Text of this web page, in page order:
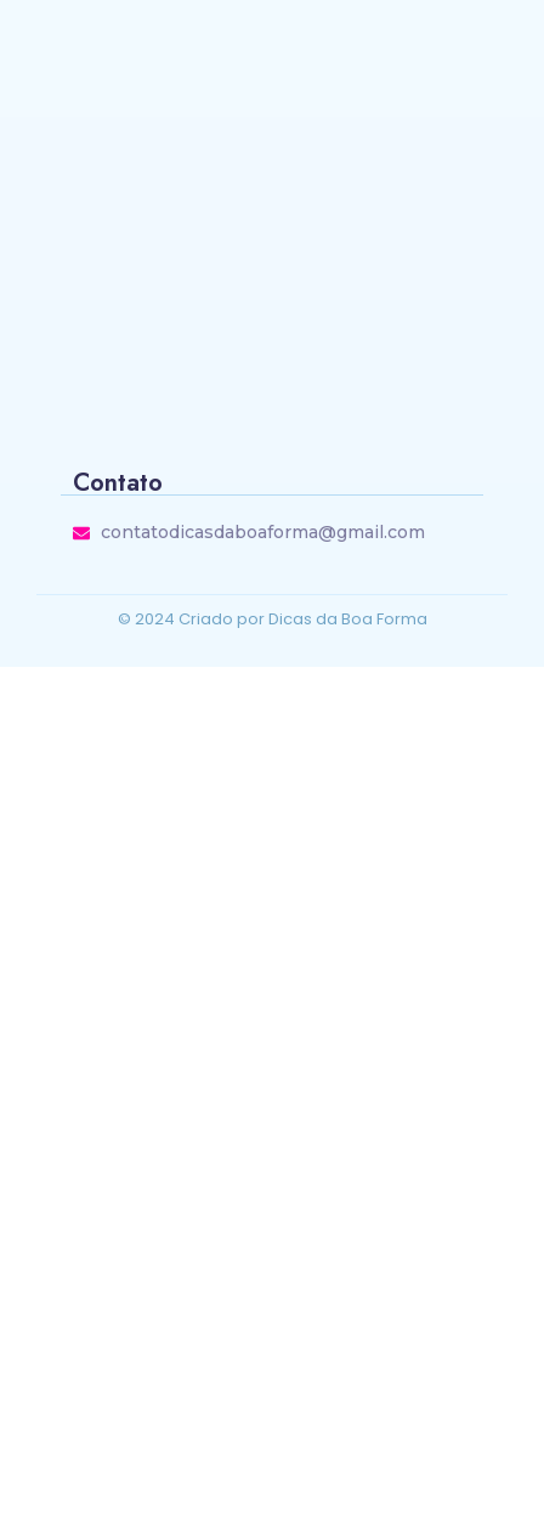
Contato
contatodicasdaboaforma@gmail.com
© 2024 Criado por Dicas da Boa Forma